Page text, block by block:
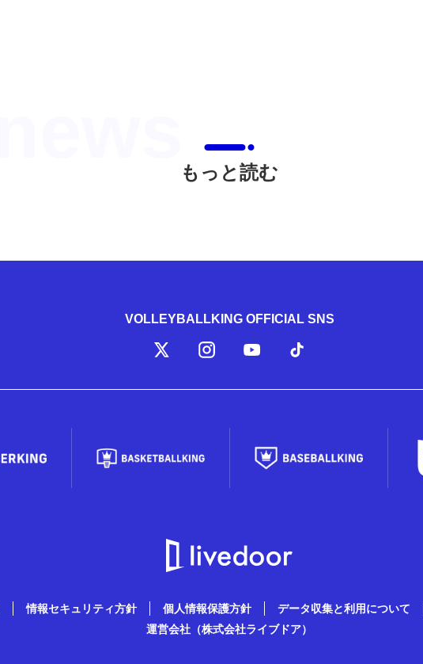
もっと読む
VOLLEYBALLKING OFFICIAL SNS
情報セキュリティ方針 個人情報保護方針 データ収集と利用について
運営会社（株式会社ライブドア）